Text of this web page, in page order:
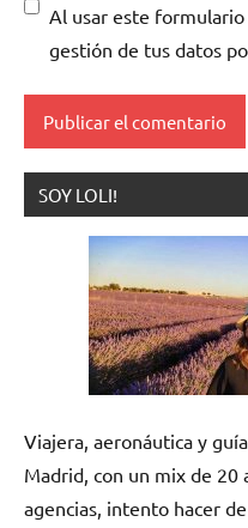
Al usar este
gestión de tus datos
SOY LOLI!
Viajera, aeronáutica y
Madrid, con un mix de 20
agencias, intento hacer